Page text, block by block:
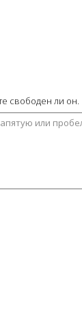
свободен ли он.